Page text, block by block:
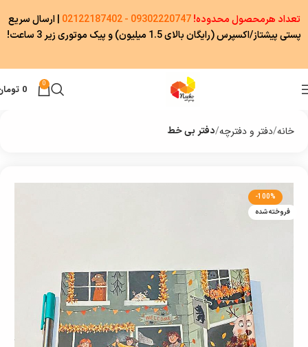
0
0
خانه دفتر و دفترچه دفتر بی خط
-100%
فروخته شده
تعداد هرمحصول محدوده!09302220747 - 02122187402
|ارسال سریع
پستی پیشتاز/اکسپرس (رایگان بالای 1.5 میلیون) و پیک موتوری زیر 3 ساعت!